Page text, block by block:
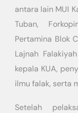
antara lain MUI
Tuban,
Pertamina Blok
Lajnah
kepala KUA,
ilmu falak, serta
Setelah